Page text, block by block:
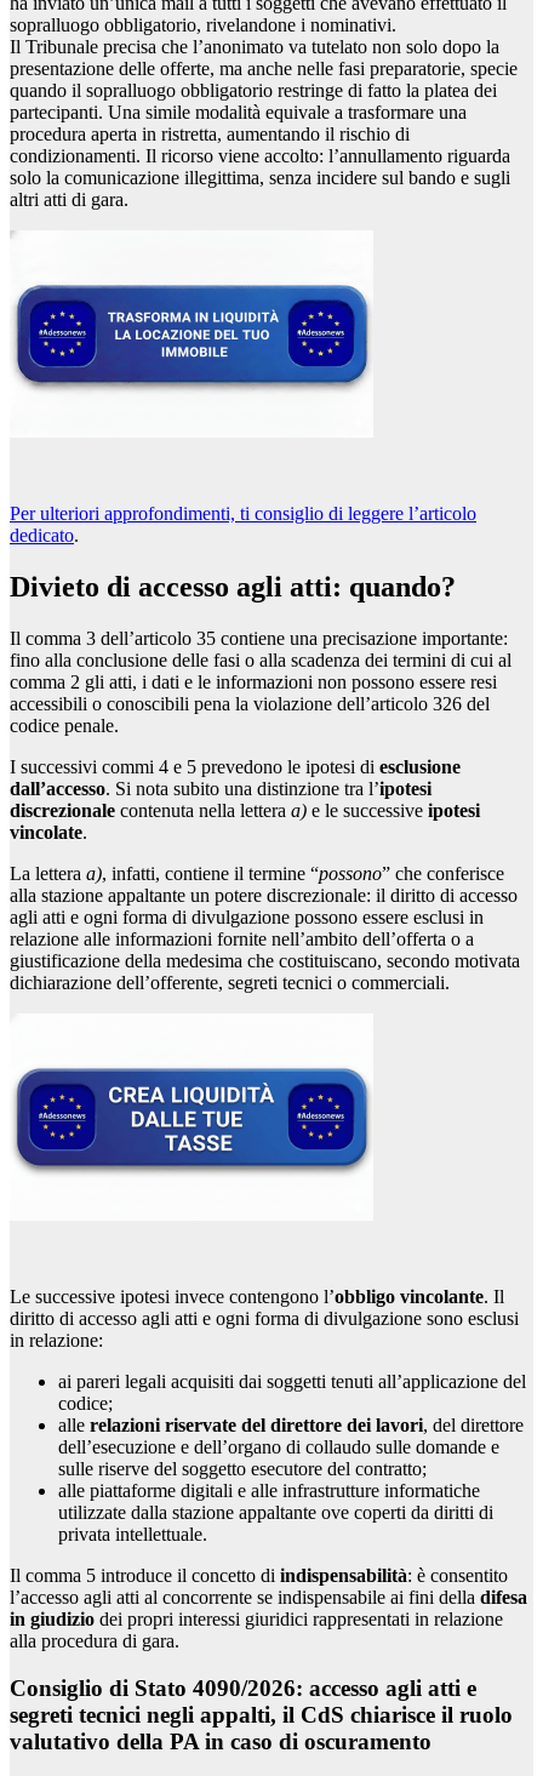
sopralluogo obbligatorio, rivelandone i nominativi.
Il Tribunale precisa che l’anonimato va tutelato non solo dopo la
presentazione delle offerte, ma anche nelle fasi preparatorie, specie
quando il sopralluogo obbligatorio restringe di fatto la platea dei
partecipanti. Una simile modalità equivale a trasformare una
procedura aperta in ristretta, aumentando il rischio di
condizionamenti. Il ricorso viene accolto: l’annullamento riguarda
solo la comunicazione illegittima, senza incidere sul bando e sugli
altri atti di gara.
Per ulteriori approfondimenti, ti consiglio di leggere l’articolo
dedicato.
Divieto di accesso agli atti: quando?
Il comma 3 dell’articolo 35 contiene una precisazione importante:
fino alla conclusione delle fasi o alla scadenza dei termini di cui al
comma 2 gli atti, i dati e le informazioni non possono essere resi
accessibili o conoscibili pena la violazione dell’articolo 326 del
codice penale.
I successivi commi 4 e 5 prevedono le ipotesi di esclusione
dall’accesso. Si nota subito una distinzione tra l’ipotesi
discrezionale contenuta nella lettera a) e le successive ipotesi
vincolate.
La lettera a), infatti, contiene il termine “possono” che conferisce
alla stazione appaltante un potere discrezionale: il diritto di accesso
agli atti e ogni forma di divulgazione possono essere esclusi in
relazione alle informazioni fornite nell’ambito dell’offerta o a
giustificazione della medesima che costituiscano, secondo motivata
dichiarazione dell’offerente, segreti tecnici o commerciali.
Le successive ipotesi invece contengono l’obbligo vincolante. Il
diritto di accesso agli atti e ogni forma di divulgazione sono esclusi
in relazione:
ai pareri legali acquisiti dai soggetti tenuti all’applicazione del
codice;
alle relazioni riservate del direttore dei lavori, del direttore
dell’esecuzione e dell’organo di collaudo sulle domande e
sulle riserve del soggetto esecutore del contratto;
alle piattaforme digitali e alle infrastrutture informatiche
utilizzate dalla stazione appaltante ove coperti da diritti di
privata intellettuale.
Il comma 5 introduce il concetto di indispensabilità: è consentito
l’accesso agli atti al concorrente se indispensabile ai fini della difesa
in giudizio dei propri interessi giuridici rappresentati in relazione
alla procedura di gara.
Consiglio di Stato 4090/2026: accesso agli atti e
segreti tecnici negli appalti, il CdS chiarisce il ruolo
valutativo della PA in caso di oscuramento